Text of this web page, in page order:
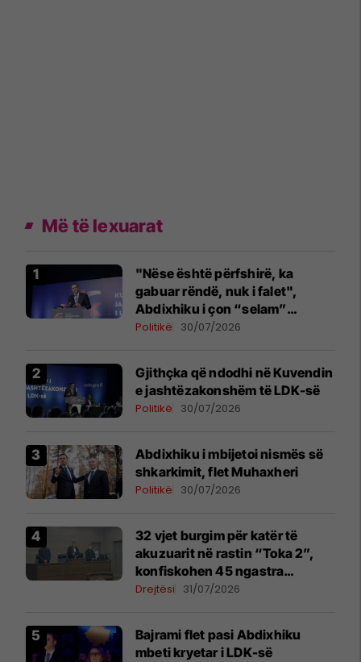
Më të lexuarat
"Nëse është përfshirë, ka
gabuar rëndë, nuk i falet",
Abdixhiku i çon “selam”
Përparim Ramës
Politikë 30/07/2026
Gjithçka që ndodhi në Kuvendin
e jashtëzakonshëm të LDK-së
Politikë 30/07/2026
Abdixhiku i mbijetoi nismës së
shkarkimit, flet Muhaxheri
Politikë 30/07/2026
32 vjet burgim për katër të
akuzuarit në rastin “Toka 2”,
konfiskohen 45 ngastra
kadastrale
Drejtësi 31/07/2026
Bajrami flet pasi Abdixhiku
mbeti kryetar i LDK-së